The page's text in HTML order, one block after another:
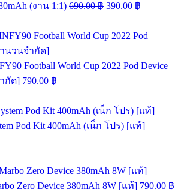
(งาน 1:1) 690.00฿ 390.00 ฿
Football World Cup 2022 Pod Device
กัด] 790.00 ฿
Pod Kit 400mAh (เน็ก โปร) [แท้]
Zero Device 380mAh 8W [แท้] 790.00 ฿